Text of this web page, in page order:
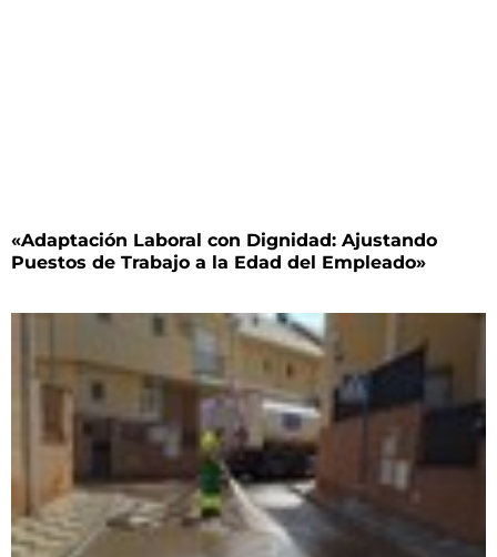
«Adaptación Laboral con Dignidad: Ajustando
Puestos de Trabajo a la Edad del Empleado»